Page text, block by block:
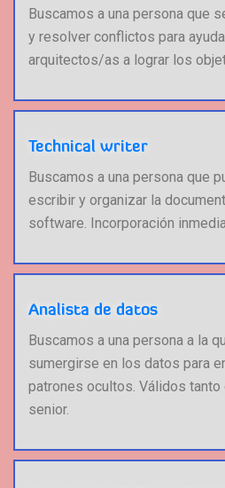
Buscamos a una persona que
y resolver conflictos para
arquitectos/as a lograr los
Technical writer
Buscamos a una persona que
escribir y organizar la
software. Incorporación
Analista de datos
Buscamos a una persona a la
sumergirse en los datos para
patrones ocultos. Válidos tanto
senior.